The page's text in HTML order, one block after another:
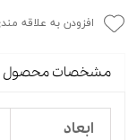
افزودن به علاقه
مشخصات محصول
ابعاد